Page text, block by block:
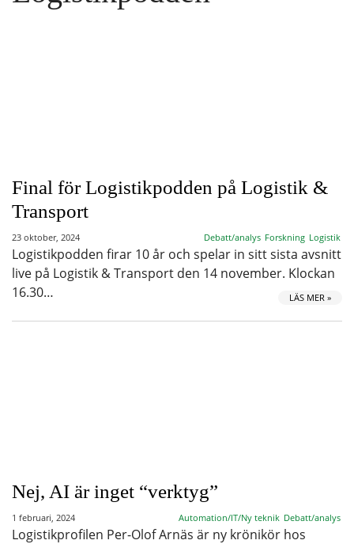
Final för Logistikpodden på Logistik &
Transport
23 oktober, 2024 Debatt/analys Forskning Logistik
Logistikpodden firar 10 år och spelar in sitt sista avsnitt
live på Logistik & Transport den 14 november. Klockan
16.30…
LÄS MER »
Nej, AI är inget “verktyg”
1 februari, 2024 Automation/IT/Ny teknik Debatt/analys
Logistikprofilen Per-Olof Arnäs är ny krönikör hos